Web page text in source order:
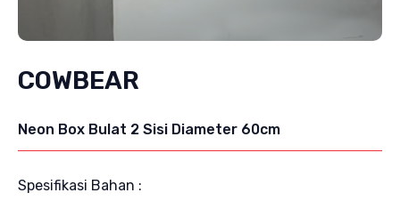
COWBEAR
Neon Box Bulat 2 Sisi Diameter 60cm
Spesifikasi Bahan :